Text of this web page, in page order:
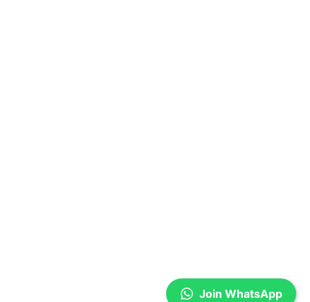
Join WhatsApp